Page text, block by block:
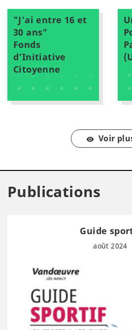
"J'ai entre 16 et
30 ans"
Fonds
d’Initiative
Citoyenne
Voir
Publications
Guide
août 2024